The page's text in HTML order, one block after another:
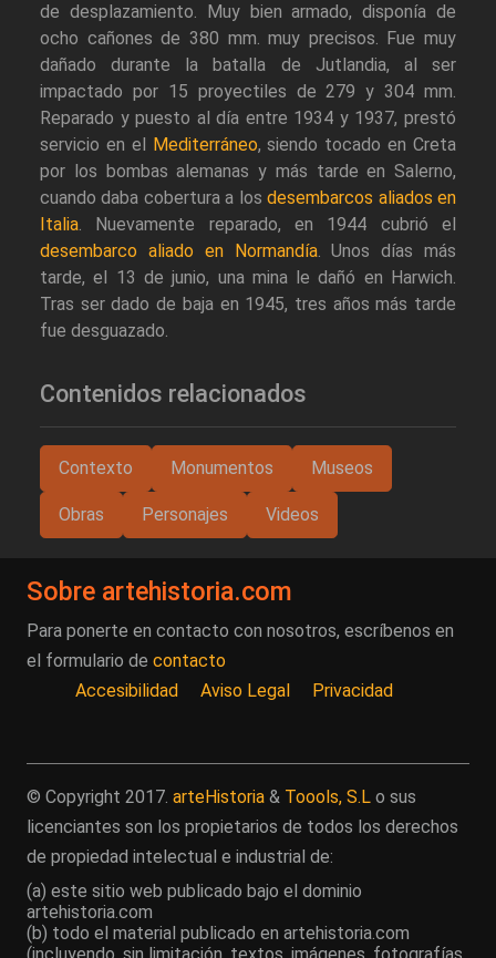
de desplazamiento. Muy bien armado, disponía de
ocho cañones de 380 mm. muy precisos. Fue muy
dañado durante la batalla de Jutlandia, al ser
impactado por 15 proyectiles de 279 y 304 mm.
Reparado y puesto al día entre 1934 y 1937, prestó
servicio en el
Mediterráneo, siendo tocado en Creta
por los bombas alemanas y más tarde en Salerno,
cuando daba cobertura a losdesembarcos aliados en
Italia. Nuevamente reparado, en 1944 cubrió el
desembarco aliado en Normandía. Unos días más
tarde, el 13 de junio, una mina le dañó en Harwich.
Tras ser dado de baja en 1945, tres años más tarde
fue desguazado.
Contenidos relacionados
Contexto Monumentos Museos
Obras Personajes Videos
Sobre artehistoria.com
Para ponerte en contacto con nosotros, escríbenos en
el formulario de contacto
Accesibilidad
Aviso Legal Privacidad
© Copyright 2017. arteHistoria & Toools, S.L o sus
licenciantes son los propietarios de todos los derechos
de propiedad intelectual e industrial de:
(a) este sitio web publicado bajo el dominio
artehistoria.com
(b) todo el material publicado en artehistoria.com